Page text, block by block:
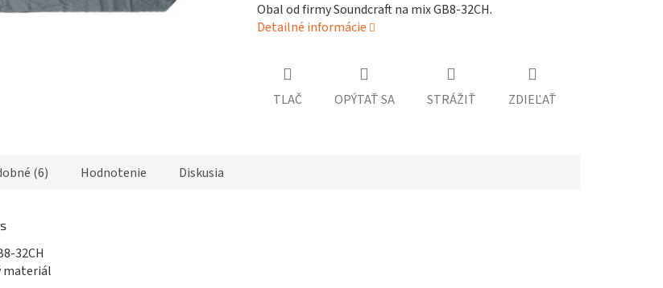
Obal od firmy Soundcraft na mix GB8-32CH.
Detailné informácie
TLAČ OPÝTAŤ SA STRÁŽIŤ ZDIEĽAŤ
(6) Hodnotenie Diskusia
32CH
materiál